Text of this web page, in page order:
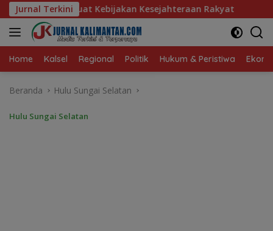
Langsung
ke
konten
Jurnal Terkini
Kesejahteraan Rakyat Baru 10 Persen, Aktivasi
Home Kalsel Regional Politik Hukum & Peristiwa
Beranda Hulu Sungai Selatan
Hulu Sungai Selatan